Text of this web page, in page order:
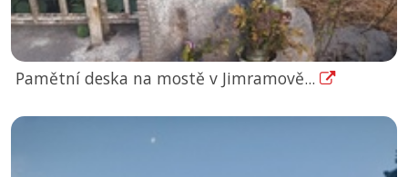
Pamětní deska na mostě v Jimramově...